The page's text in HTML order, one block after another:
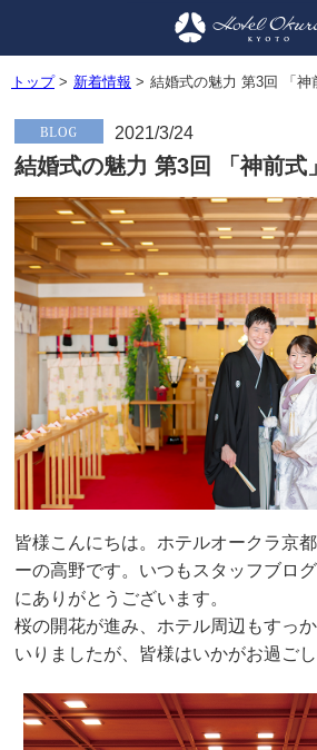
トップ> 新着情報 > 結婚式の魅力 第3回 「神
2021/3/24
結婚式の魅力 第3回 「神前式」
皆様こんにちは。ホテルオークラ京
ーの高野です。いつもスタッフブロ
にありがとうございます。
桜の開花が進み、ホテル周辺もすっ
いりましたが、皆様はいかがお過ごし